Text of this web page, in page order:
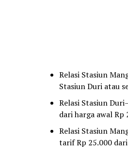
Relasi Stasiun
Stasiun Duri atau
Relasi Stasiun
dari harga awal Rp
Relasi Stasiun
tarif Rp 25.000